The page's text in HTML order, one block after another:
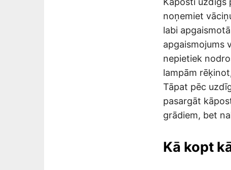
noņemiet
labi
apgaismojums
nepietiek
lampām
Tāpat pēc
pasargāt
grādiem, bet
Kā kopt